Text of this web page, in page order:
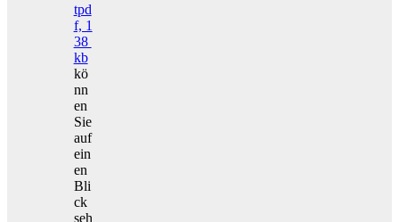
tpd
f, 1
38
kb
kö
nn
en
Sie
auf
ein
en
Bli
ck
seh